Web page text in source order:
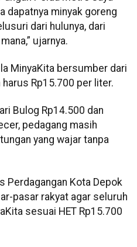
dapatnya minyak goreng
dari hulunya, dari
ujarnya.
MinyaKita bersumber dari
Rp15.700 per liter.
Bulog Rp14.500 dan
pedagang masih
yang wajar tanpa
Perdagangan Kota Depok
pasar rakyat agar seluruh
sesuai HET Rp15.700